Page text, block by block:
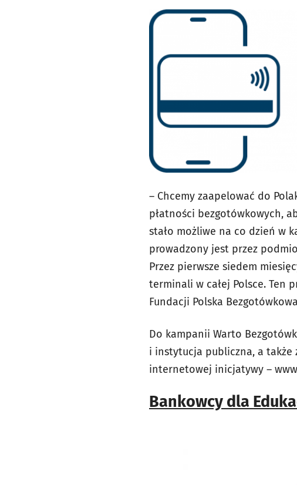
– Chcemy zaapelować do
płatności bezgotówkowych,
stało możliwe na co dzień w
prowadzony jest przez
Przez pierwsze siedem
terminali w całej Polsce. Ten
Fundacji Polska
Do kampanii Warto
i instytucja publiczna, a także
internetowej inicjatywy –
Bankowcy dla